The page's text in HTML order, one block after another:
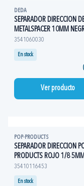
DEDA
SEPARADOR DIRECCION
METALSPACER 10MM
3541060030
En stock
Ver producto
POP-PRODUCTS
SEPARADOR DIRECCION
PRODUCTS ROJO 1/8
35410116453
En stock